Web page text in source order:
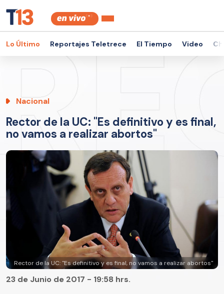
Lo Último Reportajes Teletrece El Tiempo Video
Nacional
Rector de la UC: "Es definitivo y es final,
no vamos a realizar abortos"
Rector de la UC: "Es definitivo y es final, no vamos a realizar abortos"
23 de Junio de 2017 - 19:58 hrs.